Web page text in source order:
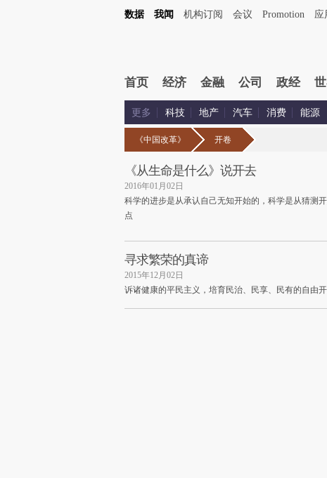
数据 我闻 机构订阅 会议 Promotion 应
首页 经济 金融 公司 政经
更多 科技 地产 汽车 消费 能源
《中国改革》 开卷
《从生命是什么》说开去
2016年01月02日
科学的进步是从承认自己无知开始的，科学是从猜测
点
寻求繁荣的真谛
2015年12月02日
诉诸健康的平民主义，培育民治、民享、民有的自由